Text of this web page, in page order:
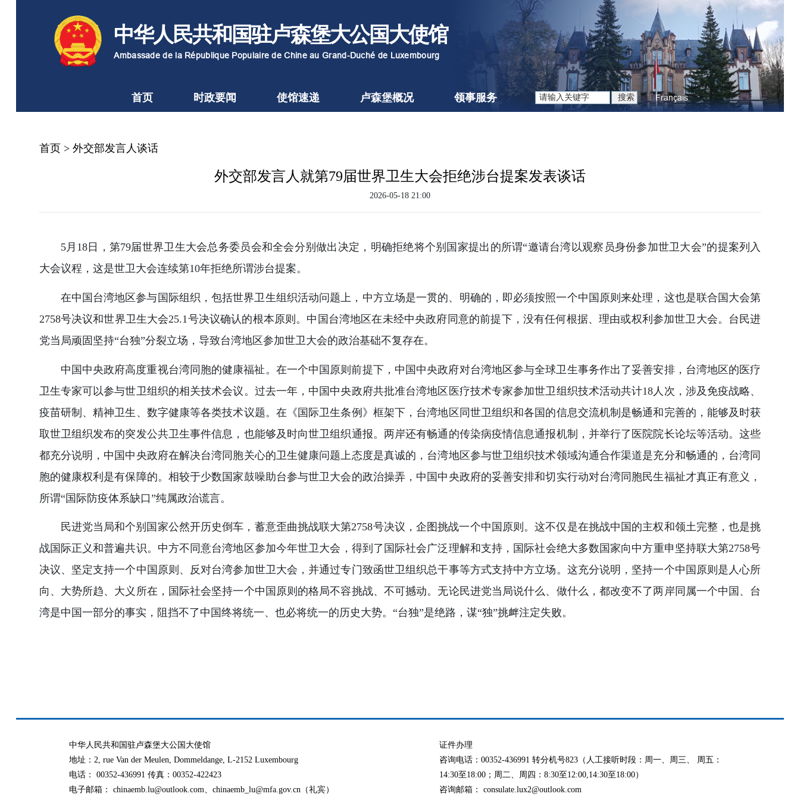
中华人民共和国驻卢森堡大公国大使馆
Ambassade de la République Populaire de Chine au Grand-Duché de Luxembourg
首页 时政要闻 使馆速递 卢森堡概况 领事服务 Français
首页> 外交部发言人谈话
外交部发言人就第79届世界卫生大会拒绝涉台提案发表谈话
2026-05-18 21:00
5月18日，第79届世界卫生大会总务委员会和全会分别做出决定，明确拒绝将个别国家提出的所谓“邀请台湾以观察员身份参加世卫大会”的提案列入
大会议程，这是世卫大会连续第10年拒绝所谓涉台提案。
在中国台湾地区参与国际组织，包括世界卫生组织活动问题上，中方立场是一贯的、明确的，即必须按照一个中国原则来处理，这也是联合国大会第
2758号决议和世界卫生大会25.1号决议确认的根本原则。中国台湾地区在未经中央政府同意的前提下，没有任何根据、理由或权利参加世卫大会。台民进
党当局顽固坚持“台独”分裂立场，导致台湾地区参加世卫大会的政治基础不复存在。
中国中央政府高度重视台湾同胞的健康福祉。在一个中国原则前提下，中国中央政府对台湾地区参与全球卫生事务作出了妥善安排，台湾地区的医疗
卫生专家可以参与世卫组织的相关技术会议。过去一年，中国中央政府共批准台湾地区医疗技术专家参加世卫组织技术活动共计18人次，涉及免疫战略、
疫苗研制、精神卫生、数字健康等各类技术议题。在《国际卫生条例》框架下，台湾地区同世卫组织和各国的信息交流机制是畅通和完善的，能够及时获
取世卫组织发布的突发公共卫生事件信息，也能够及时向世卫组织通报。两岸还有畅通的传染病疫情信息通报机制，并举行了医院院长论坛等活动。这些
都充分说明，中国中央政府在解决台湾同胞关心的卫生健康问题上态度是真诚的，台湾地区参与世卫组织技术领域沟通合作渠道是充分和畅通的，台湾同
胞的健康权利是有保障的。相较于少数国家鼓噪助台参与世卫大会的政治操弄，中国中央政府的妥善安排和切实行动对台湾同胞民生福祉才真正有意义，
所谓“国际防疫体系缺口”纯属政治谎言。
民进党当局和个别国家公然开历史倒车，蓄意歪曲挑战联大第2758号决议，企图挑战一个中国原则。这不仅是在挑战中国的主权和领土完整，也是挑
战国际正义和普遍共识。中方不同意台湾地区参加今年世卫大会，得到了国际社会广泛理解和支持，国际社会绝大多数国家向中方重申坚持联大第2758号
决议、坚定支持一个中国原则、反对台湾参加世卫大会，并通过专门致函世卫组织总干事等方式支持中方立场。这充分说明，坚持一个中国原则是人心所
向、大势所趋、大义所在，国际社会坚持一个中国原则的格局不容挑战、不可撼动。无论民进党当局说什么、做什么，都改变不了两岸同属一个中国、台
湾是中国一部分的事实，阻挡不了中国终将统一、也必将统一的历史大势。“台独”是绝路，谋“独”挑衅注定失败。
中华人民共和国驻卢森堡大公国大使馆
地址：2, rue Van der Meulen, Dommeldange, L-2152 Luxembourg
电话： 00352-436991 传真：00352-422423
电子邮箱： chinaemb.lu@outlook.com、chinaemb_lu@mfa.gov.cn（礼宾）
证件办理
咨询电话：00352-436991 转分机号823（人工接听时段：周一、周三、 周五：
14:30至18:00；周二、周四：8:30至12:00,14:30至18:00）
咨询邮箱： consulate.lux2@outlook.com